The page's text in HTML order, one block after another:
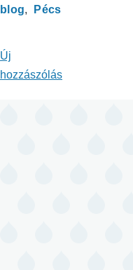
blog
Pécs
Új
hozzászólás